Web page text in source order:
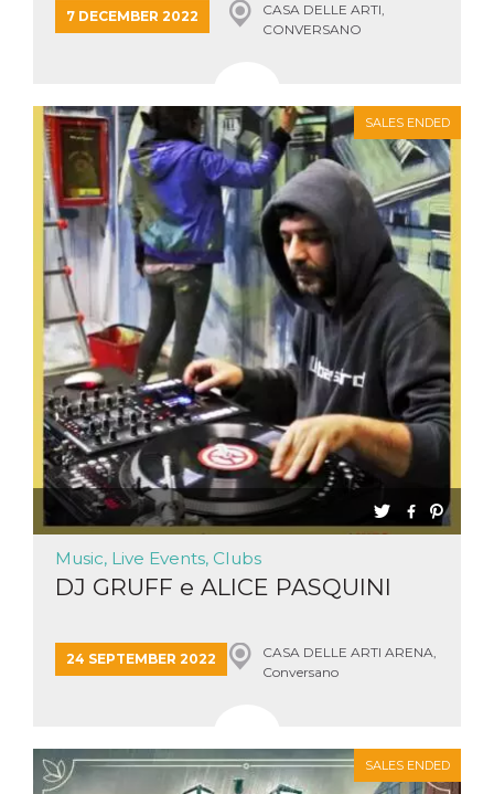
7 DECEMBER 2022
CASA DELLE ARTI,
CONVERSANO
SALES ENDED
Music, Live Events, Clubs
DJ GRUFF e ALICE PASQUINI
24 SEPTEMBER 2022
CASA DELLE ARTI ARENA,
Conversano
SALES ENDED